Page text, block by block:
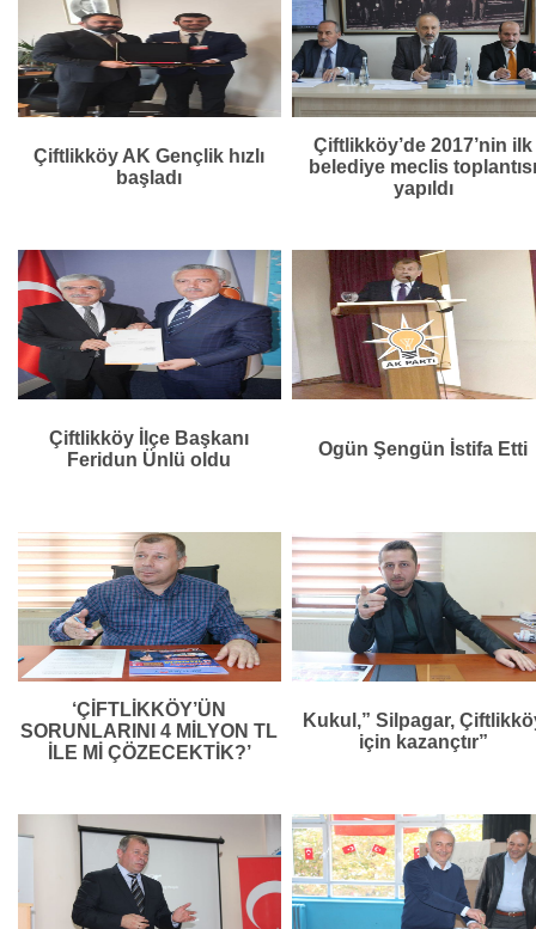
Çiftlikköy AK Gençlik hızlı
başladı
Çiftlikköy’de 2017’nin ilk
belediye meclis
yapıldı
Çiftlikköy İlçe Başkanı
Feridun Ünlü oldu
Ogün Şengün İstifa Etti
‘ÇİFTLİKKÖY’ÜN
SORUNLARINI 4 MİLYON TL
İLE Mİ ÇÖZECEKTİK?’
Kukul,” Silpagar,
için kazançtır”